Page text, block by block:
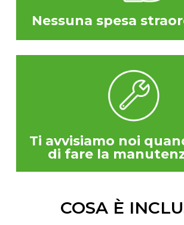
Nessuna spesa
Ti avvisiamo noi
di fare la
COSA È